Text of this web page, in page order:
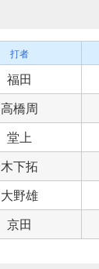
打者
福田
高橋周
堂上
木下拓
大野雄
京田